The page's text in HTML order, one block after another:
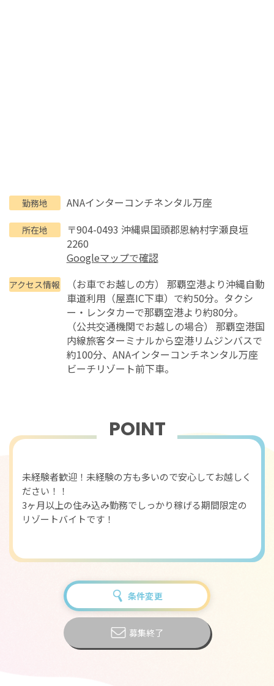
勤務地 ANAインターコンチネンタル万座
所在地
〒904-0493 沖縄県国頭郡恩納村字瀬良垣
2260
Googleマップで確認
アクセス情報
（お車でお越しの方） 那覇空港より沖縄自動
車道利用（屋嘉IC下車）で約50分。タクシ
ー・レンタカーで那覇空港より約80分。
（公共交通機関でお越しの場合） 那覇空港国
内線旅客ターミナルから空港リムジンバスで
約100分、ANAインターコンチネンタル万座
ビーチリゾート前下車。
POINT
未経験者歓迎！未経験の方も多いので安心してお越しく
ださい！！
3ヶ月以上の住み込み勤務でしっかり稼げる期間限定の
リゾートバイトです！
条件変更
募集終了